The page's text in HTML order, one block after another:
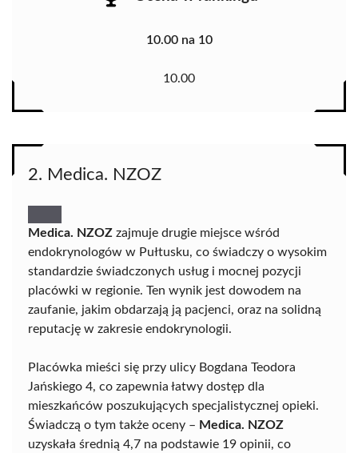
10.00 na 10
10.00
2. Medica. NZOZ
Medica. NZOZ zajmuje drugie miejsce wśród
endokrynologów w Pułtusku, co świadczy o wysokim
standardzie świadczonych usług i mocnej pozycji
placówki w regionie. Ten wynik jest dowodem na
zaufanie, jakim obdarzają ją pacjenci, oraz na solidną
reputację w zakresie endokrynologii.
Placówka mieści się przy ulicy Bogdana Teodora
Jańskiego 4, co zapewnia łatwy dostęp dla
mieszkańców poszukujących specjalistycznej opieki.
Świadczą o tym także oceny – Medica. NZOZ
uzyskała średnią 4,7 na podstawie 19 opinii, co